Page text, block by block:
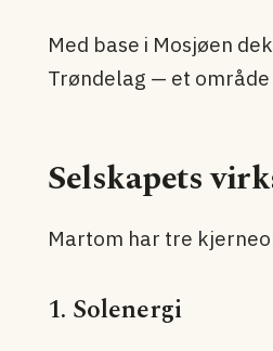
Med base i Mosjøen
Trøndelag — et
Selskapets
Martom har tre
1. Solenergi